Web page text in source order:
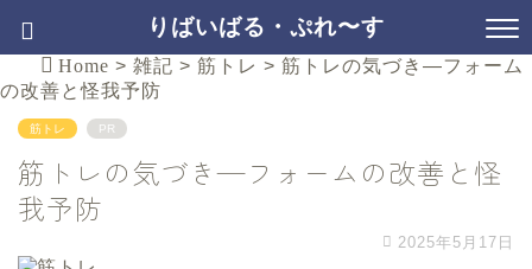
りばいばる・ぷれ〜す
Home > 雑記 > 筋トレ > 筋トレの気づき—フォーム
の改善と怪我予防
筋トレ PR
筋トレの気づき—フォームの改善と怪
我予防
2025年5月17日